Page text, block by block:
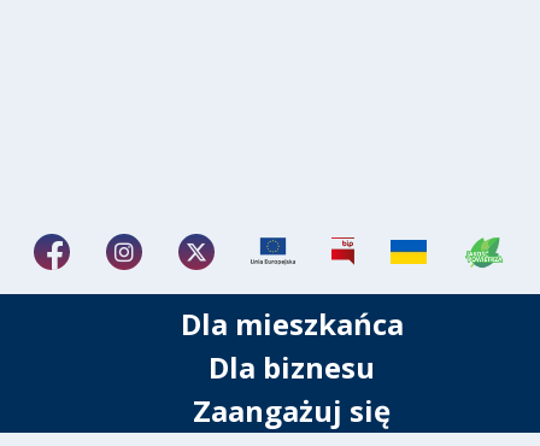
Dla mieszkańca
Dla biznesu
Zaangażuj się